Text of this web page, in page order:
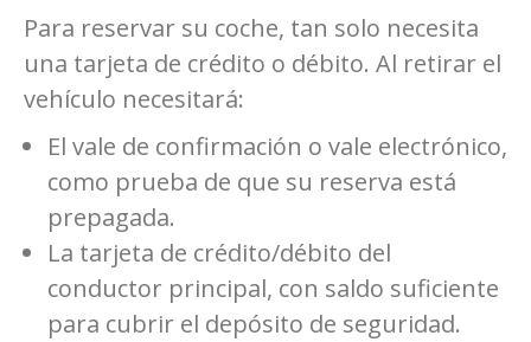
Para reservar su coche, tan solo necesita
una tarjeta de crédito o débito. Al retirar el
vehículo necesitará:
El vale de confirmación o vale electrónico,
como prueba de que su reserva está
prepagada.
La tarjeta de crédito/débito del
conductor principal, con saldo suficiente
para cubrir el depósito de seguridad.